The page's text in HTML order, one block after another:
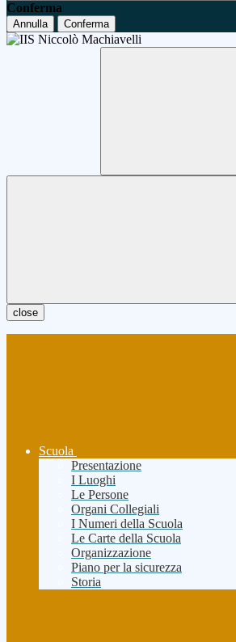
Conferma
Annulla Conferma
close
Scuola
Presentazione
I Luoghi
Le Persone
Organi Collegiali
I Numeri della Scuola
Le Carte della Scuola
Organizzazione
Piano per la sicurezza
Storia